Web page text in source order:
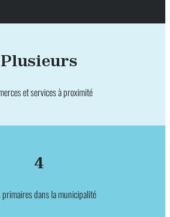
Plusieurs
et services à proximité
4
primaires dans la municipalité